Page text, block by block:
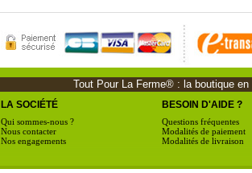
Tout Pour La Ferme® : la boutique
LA SOCIÉTÉ
Qui sommes-nous ?
Nous contacter
Nos engagements
BESOIN D'AIDE ?
Questions fréquentes
Modalités de paiement
Modalités de livraison